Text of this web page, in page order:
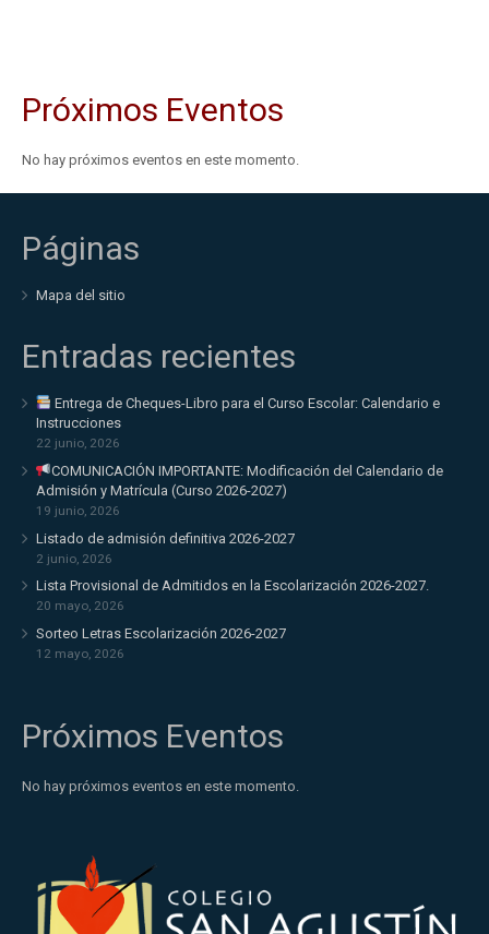
Próximos Eventos
No hay próximos eventos en este momento.
Páginas
Mapa del sitio
Entradas recientes
Entrega de Cheques-Libro para el Curso Escolar: Calendario e
Instrucciones
22 junio, 2026
COMUNICACIÓN IMPORTANTE: Modificación del Calendario de
Admisión y Matrícula (Curso 2026-2027)
19 junio, 2026
Listado de admisión definitiva 2026-2027
2 junio, 2026
Lista Provisional de Admitidos en la Escolarización 2026-2027.
20 mayo, 2026
Sorteo Letras Escolarización 2026-2027
12 mayo, 2026
Próximos Eventos
No hay próximos eventos en este momento.